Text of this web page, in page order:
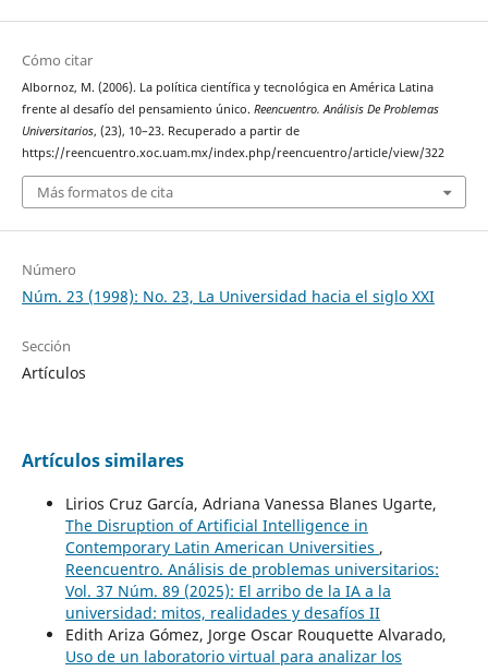
Cómo citar
Albornoz, M. (2006). La política científica y tecnológica en América Latina
frente al desafío del pensamiento único. Reencuentro. Análisis De Problemas
Universitarios, (23), 10–23. Recuperado a partir de
https://reencuentro.xoc.uam.mx/index.php/reencuentro/article/view/322
Más formatos de cita
Número
Núm. 23 (1998): No. 23, La Universidad hacia el siglo XXI
Sección
Artículos
Artículos similares
Lirios Cruz García, Adriana Vanessa Blanes Ugarte,
The Disruption of Artificial Intelligence in
Contemporary Latin American Universities ,
Reencuentro. Análisis de problemas universitarios:
Vol. 37 Núm. 89 (2025): El arribo de la IA a la
universidad: mitos, realidades y desafíos II
Edith Ariza Gómez, Jorge Oscar Rouquette Alvarado,
Uso de un laboratorio virtual para analizar los